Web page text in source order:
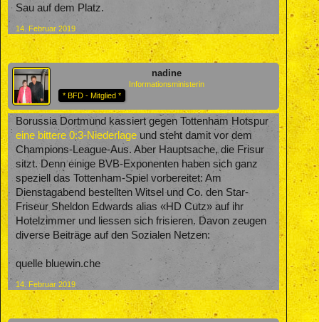
Sau auf dem Platz.
14. Februar 2019
nadine
Informationsministerin
* BFD - Mitglied *
Borussia Dortmund kassiert gegen Tottenham Hotspur
eine bittere 0:3-Niederlageund steht damit vor dem
Champions-League-Aus. Aber Hauptsache, die Frisur
sitzt. Denn einige BVB-Exponenten haben sich ganz
speziell das Tottenham-Spiel vorbereitet: Am
Dienstagabend bestellten Witsel und Co. den Star-
Friseur Sheldon Edwards alias «HD Cutz» auf ihr
Hotelzimmer und liessen sich frisieren. Davon zeugen
diverse Beiträge auf den Sozialen Netzen:
quelle bluewin.che
14. Februar 2019